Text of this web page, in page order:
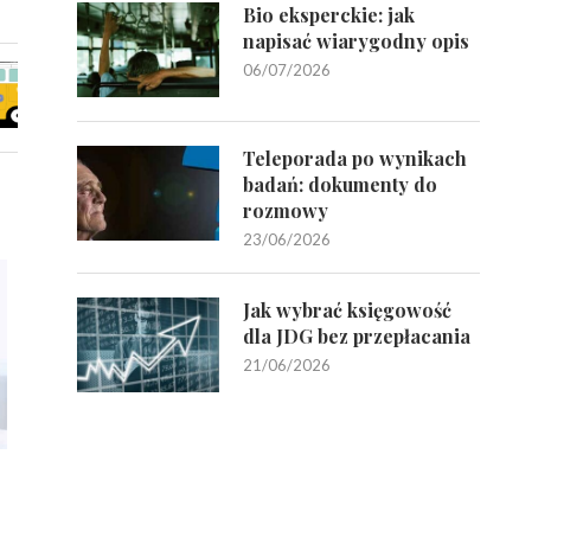
Bio eksperckie: jak
napisać wiarygodny opis
06/07/2026
Teleporada po wynikach
badań: dokumenty do
rozmowy
23/06/2026
Jak wybrać księgowość
dla JDG bez przepłacania
21/06/2026